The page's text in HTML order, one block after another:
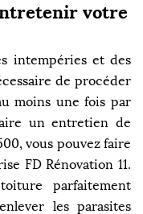
votre
intempéries et des
de procéder
moins une fois par
un entretien de
vous pouvez faire
FD Rénovation 11.
parfaitement
les parasites